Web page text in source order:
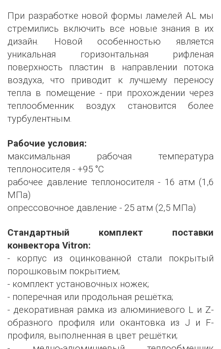
При разработке новой формы ламелей AL мы
стремились включить все новые знания в их
дизайн. Новой особенностью является
уникальная горизонтальная рифленая
поверхность пластин в направлении потока
воздуха, что приводит к лучшему переносу
тепла в помещение - при прохождении через
теплообменник воздух становится более
турбулентным.
Рабочие условия:
максимальная рабочая температура
теплоносителя - +95 °С
рабочее давление теплоносителя - 16 атм (1,6
МПа)
опрессовочное давление - 25 атм (2,5 МПа)
Стандартный комплект поставки
конвектора Vitron:
- корпус из оцинкованной стали покрытый
порошковым покрытием;
- комплект установочных ножек;
- поперечная или продольная решётка;
- декоративная рамка из алюминиевого L и Z-
образного профиля или окантовка из J и F-
профиля, выполненная в цвет решётки;